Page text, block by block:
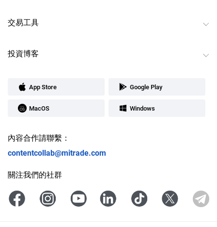
交易工具
投資博客
App Store Google Play
MacOS Windows
內容合作請聯繫：
contentcollab@mitrade.com
關注我們的社群